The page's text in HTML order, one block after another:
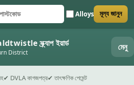
গাড়ির নম্বর
পোস্টকোড Alloys
ফর্ম জমা দিন মূল্য জানুন
স্ক্র্যাপ ইয়ার্ড
District মেনু
✔ DVLA কাগজপত্র✔ তাৎক্ষণিক পেমেন্ট